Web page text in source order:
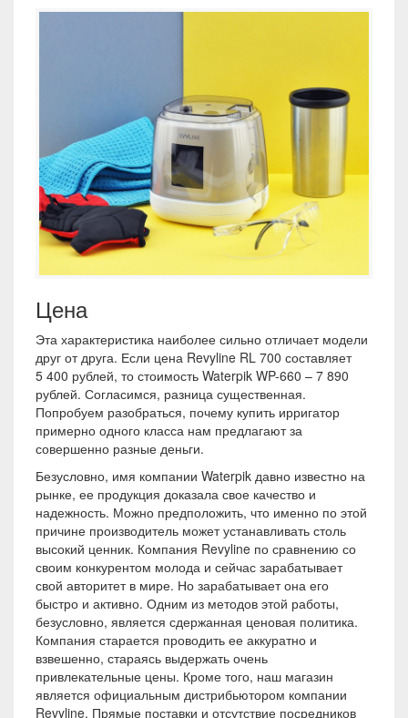
Цена
Эта характеристика наиболее сильно отличает модели
друг от друга. Если цена Revyline RL 700 составляет
5 400 рублей, то стоимость Waterpik WP-660 – 7 890
рублей. Согласимся, разница существенная.
Попробуем разобраться, почему купить ирригатор
примерно одного класса нам предлагают за
совершенно разные деньги.
Безусловно, имя компании Waterpik давно известно на
рынке, ее продукция доказала свое качество и
надежность. Можно предположить, что именно по этой
причине производитель может устанавливать столь
высокий ценник. Компания Revyline по сравнению со
своим конкурентом молода и сейчас зарабатывает
свой авторитет в мире. Но зарабатывает она его
быстро и активно. Одним из методов этой работы,
безусловно, является сдержанная ценовая политика.
Компания старается проводить ее аккуратно и
взвешенно, стараясь выдержать очень
привлекательные цены. Кроме того, наш магазин
является официальным дистрибьютором компании
Revyline. Прямые поставки и отсутствие посредников